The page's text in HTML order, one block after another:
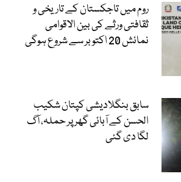
روم میں تاجکستان کے تاریخی و
ثقافتی ورثے کی بین الاقوامی
نمائش 20 اکتوبر سے شروع ہوگی
سابق بنگلادیشی کپتان شکیب
الحسن کے آبائی گھر پر حملہ، آگ
لگا دی گئی